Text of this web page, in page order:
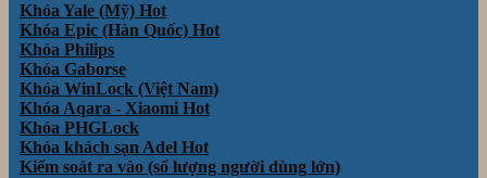
Khóa Yale (Mỹ)
Khóa Epic (Hàn Quốc)
Khóa Philips
Khóa Gaborse
Khóa WinLock (Việt Nam)
Khóa Aqara - Xiaomi
Khóa PHGLock
Khóa khách sạn Adel
Kiểm soát ra vào (số lượng người dùng lớn)